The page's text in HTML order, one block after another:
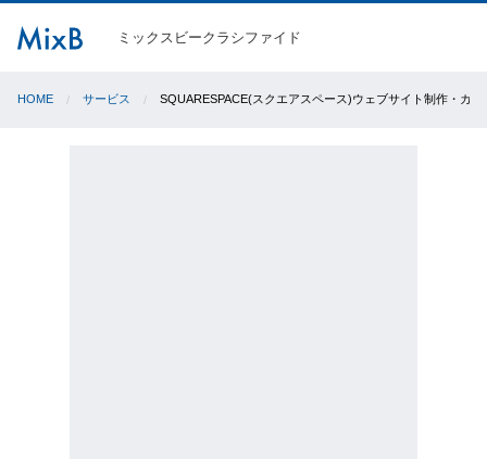
ミックスビークラシファイド
HOME サービス SQUARESPACE(スクエアスペース)ウェブサイト制作・カス